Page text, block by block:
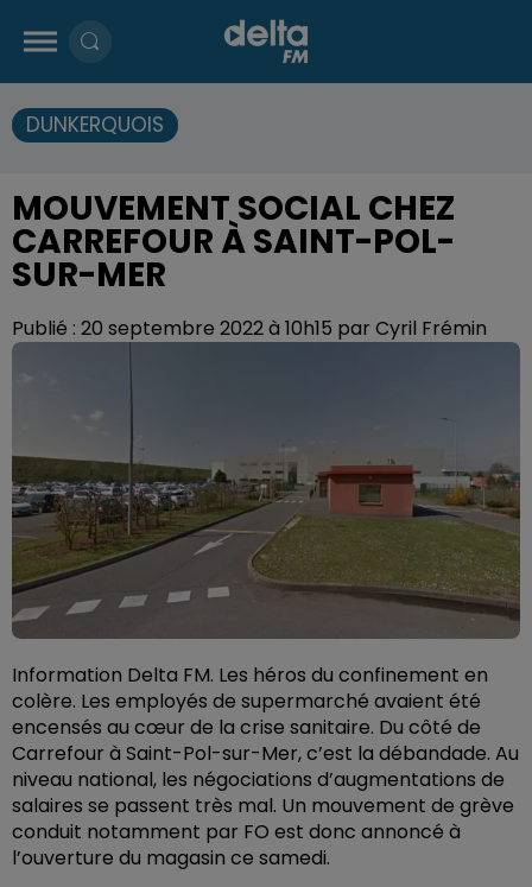
DUNKERQUOIS
MOUVEMENT SOCIAL CHEZ
CARREFOUR À SAINT-POL-
SUR-MER
Publié : 20 septembre 2022 à 10h15 par Cyril Frémin
Information Delta FM. Les héros du confinement en
colère. Les employés de supermarché avaient été
encensés au cœur de la crise sanitaire. Du côté de
Carrefour à Saint-Pol-sur-Mer, c’est la débandade. Au
niveau national, les négociations d’augmentations de
salaires se passent très mal. Un mouvement de grève
conduit notamment par FO est donc annoncé à
l’ouverture du magasin ce samedi.